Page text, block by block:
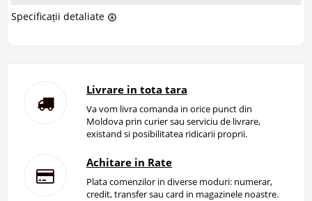
Specificații detaliate
Livrare in tota tara
Va vom livra comanda in orice punct din
Moldova prin curier sau serviciu de livrare,
existand si posibilitatea ridicarii proprii.
Achitare in Rate
Plata comenzilor in diverse moduri: numerar,
credit, transfer sau card in magazinele noastre.